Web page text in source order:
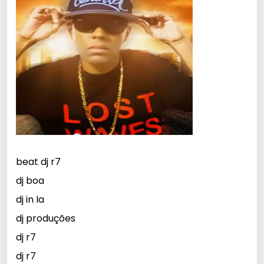
beat dj r7
dj boa
dj in la
dj produções
dj r7
dj r7